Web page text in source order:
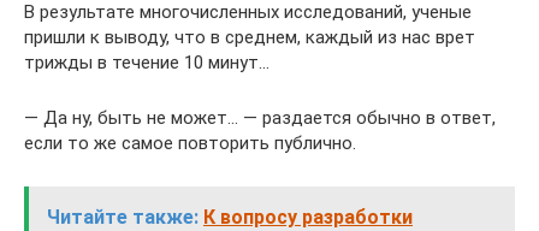
В результате многочисленных исследований, ученые
пришли к выводу, что в среднем, каждый из нас врет
трижды в течение 10 минут…
— Да ну, быть не может… — раздается обычно в ответ,
если то же самое повторить публично.
Читайте также: К вопросу разработки